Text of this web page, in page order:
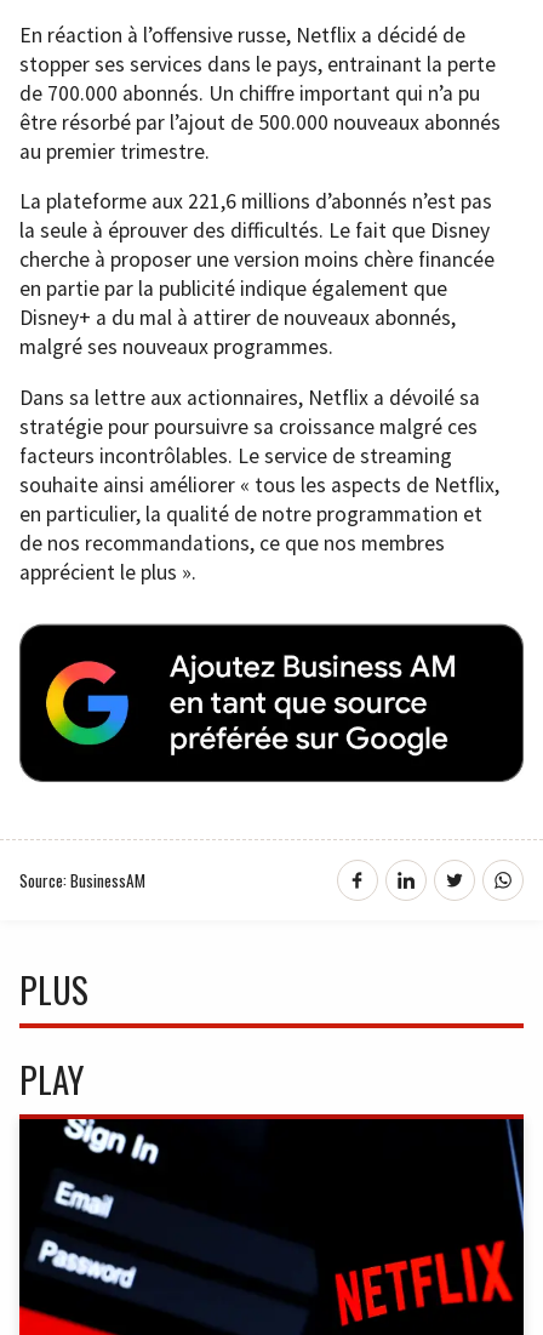
En réaction à l’offensive russe, Netflix a décidé de
stopper ses services dans le pays, entrainant la perte
de 700.000 abonnés. Un chiffre important qui n’a pu
être résorbé par l’ajout de 500.000 nouveaux abonnés
au premier trimestre.
La plateforme aux 221,6 millions d’abonnés n’est pas
la seule à éprouver des difficultés. Le fait que Disney
cherche à proposer une version moins chère financée
en partie par la publicité indique également que
Disney+ a du mal à attirer de nouveaux abonnés,
malgré ses nouveaux programmes.
Dans sa lettre aux actionnaires, Netflix a dévoilé sa
stratégie pour poursuivre sa croissance malgré ces
facteurs incontrôlables. Le service de streaming
souhaite ainsi améliorer « tous les aspects de Netflix,
en particulier, la qualité de notre programmation et
de nos recommandations, ce que nos membres
apprécient le plus ».
Source: BusinessAM
PLUS
PLAY